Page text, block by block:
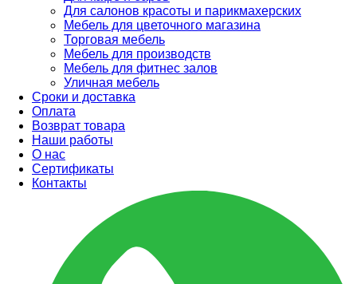
Для салонов красоты и парикмахерских
Мебель для цветочного магазина
Торговая мебель
Мебель для производств
Мебель для фитнес залов
Уличная мебель
Сроки и доставка
Оплата
Возврат товара
Наши работы
О нас
Сертификаты
Контакты